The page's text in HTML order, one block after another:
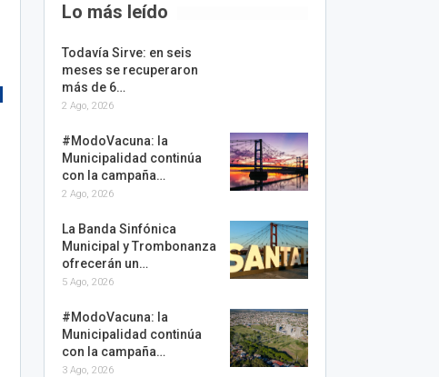
Lo más leído
Todavía Sirve: en seis
meses se recuperaron
más de 6…
2 Ago, 2026
#ModoVacuna: la
Municipalidad continúa
con la campaña…
2 Ago, 2026
La Banda Sinfónica
Municipal y Trombonanza
ofrecerán un…
5 Ago, 2026
#ModoVacuna: la
Municipalidad continúa
con la campaña…
3 Ago, 2026